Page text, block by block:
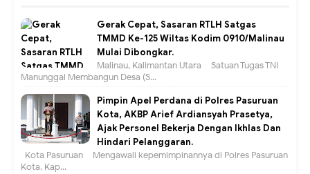
Gerak Cepat, Sasaran RTLH Satgas
TMMD Ke-125 Wiltas Kodim 0910/Malinau
Mulai Dibongkar.
Malinau, Kalimantan Utara – Satuan Tugas TNI
Manunggal Membangun Desa (S...
Pimpin Apel Perdana di Polres Pasuruan
Kota, AKBP Arief Ardiansyah Prasetya,
Ajak Personel Bekerja Dengan Ikhlas Dan
Hindari Pelanggaran.
Kota Pasuruan – Mengawali kepemimpinannya di Polres Pasuruan
Kota, Kap...